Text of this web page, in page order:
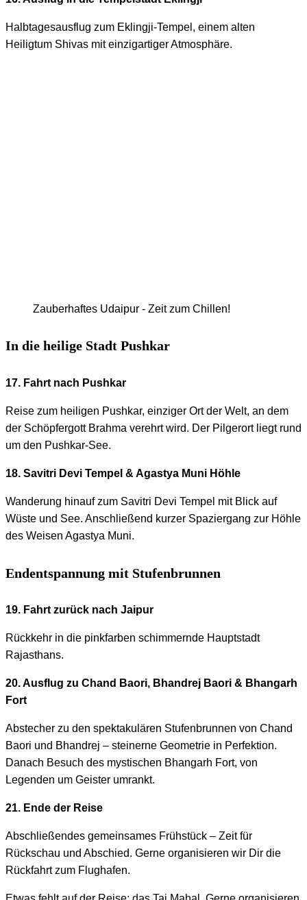
Halbtagesausflug zum Eklingji-Tempel, einem alten
Heiligtum Shivas mit einzigartiger Atmosphäre.
Zauberhaftes Udaipur - Zeit zum Chillen!
In die heilige Stadt Pushkar
17. Fahrt nach Pushkar
Reise zum heiligen Pushkar, einziger Ort der Welt, an dem
der Schöpfergott Brahma verehrt wird. Der Pilgerort liegt rund
um den Pushkar-See.
18. Savitri Devi Tempel & Agastya Muni Höhle
Wanderung hinauf zum Savitri Devi Tempel mit Blick auf
Wüste und See. Anschließend kurzer Spaziergang zur Höhle
des Weisen Agastya Muni.
Endentspannung mit Stufenbrunnen
19. Fahrt zurück nach Jaipur
Rückkehr in die pinkfarben schimmernde Hauptstadt
Rajasthans.
20. Ausflug zu Chand Baori, Bhandrej Baori & Bhangarh
Fort
Abstecher zu den spektakulären Stufenbrunnen von Chand
Baori und Bhandrej – steinerne Geometrie in Perfektion.
Danach Besuch des mystischen Bhangarh Fort, von
Legenden um Geister umrankt.
21. Ende der Reise
Abschließendes gemeinsames Frühstück – Zeit für
Rückschau und Abschied. Gerne organisieren wir Dir die
Rückfahrt zum Flughafen.